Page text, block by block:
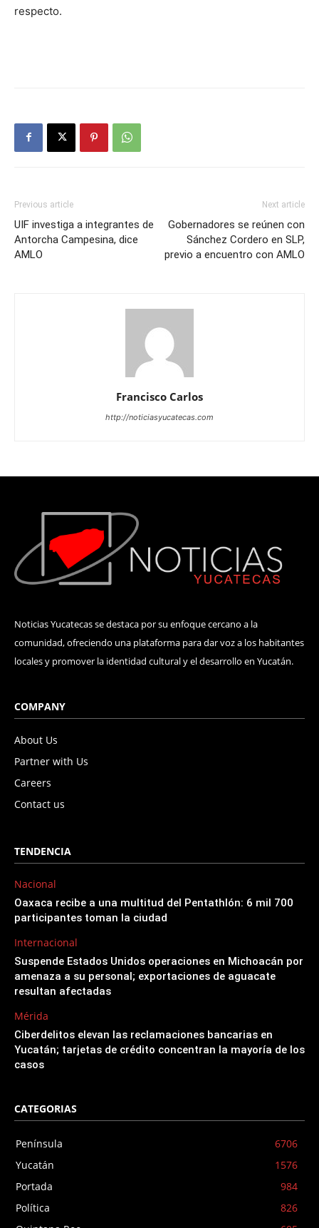
respecto.
Previous article
UIF investiga a integrantes de
Antorcha Campesina, dice
AMLO
Next article
Gobernadores se reúnen con
Sánchez Cordero en SLP,
previo a encuentro con AMLO
Francisco Carlos
http://noticiasyucatecas.com
Noticias Yucatecas se destaca por su enfoque cercano a la
comunidad, ofreciendo una plataforma para dar voz a los habitantes
locales y promover la identidad cultural y el desarrollo en Yucatán.
COMPANY
About Us
Partner with Us
Careers
Contact us
TENDENCIA
Nacional
Oaxaca recibe a una multitud del Pentathlón: 6 mil 700
participantes toman la ciudad
Internacional
Suspende Estados Unidos operaciones en Michoacán por
amenaza a su personal; exportaciones de aguacate
resultan afectadas
Mérida
Ciberdelitos elevan las reclamaciones bancarias en
Yucatán; tarjetas de crédito concentran la mayoría de los
casos
CATEGORIAS
Península
6706
Yucatán
1576
Portada
984
Política
826